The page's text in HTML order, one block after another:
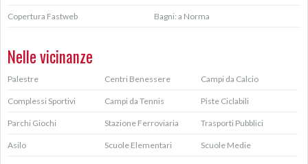
Copertura Fastweb Bagni: a Norma
Nelle vicinanze
Palestre Centri Benessere Campi da Calcio
Complessi Sportivi Campi da Tennis Piste Ciclabili
Parchi Giochi Stazione Ferroviaria Trasporti Pubblici
Asilo Scuole Elementari Scuole Medie